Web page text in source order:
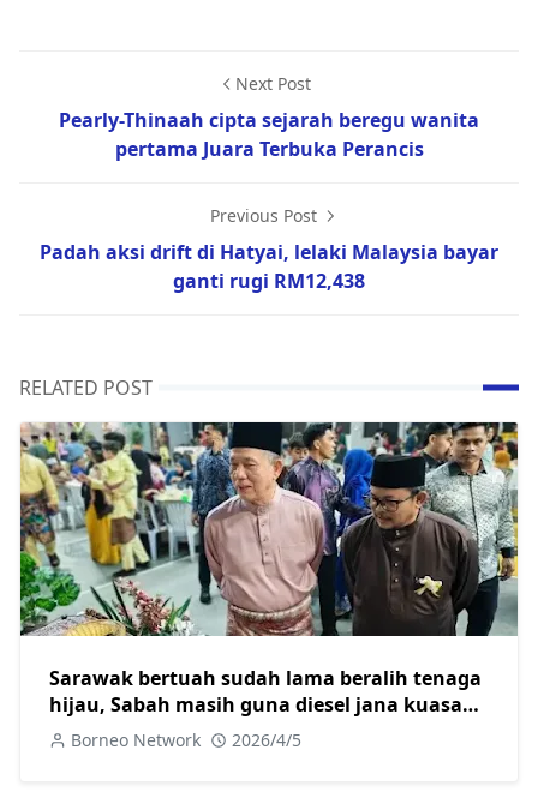
Next Post
Pearly-Thinaah cipta sejarah beregu wanita
pertama Juara Terbuka Perancis
Previous Post
Padah aksi drift di Hatyai, lelaki Malaysia bayar
ganti rugi RM12,438
RELATED POST
Sarawak bertuah sudah lama beralih tenaga
hijau, Sabah masih guna diesel jana kuasa
elektrik
Borneo Network 2026/4/5